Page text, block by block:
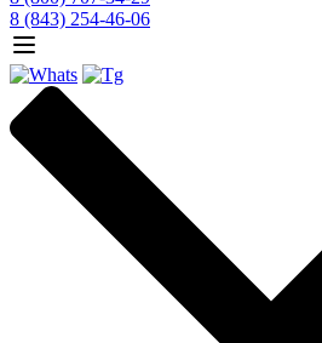
8 (843) 254-46-06